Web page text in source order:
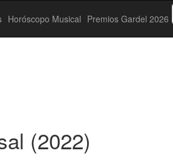
Horóscopo Musical Premios Gardel 2026
(2022)